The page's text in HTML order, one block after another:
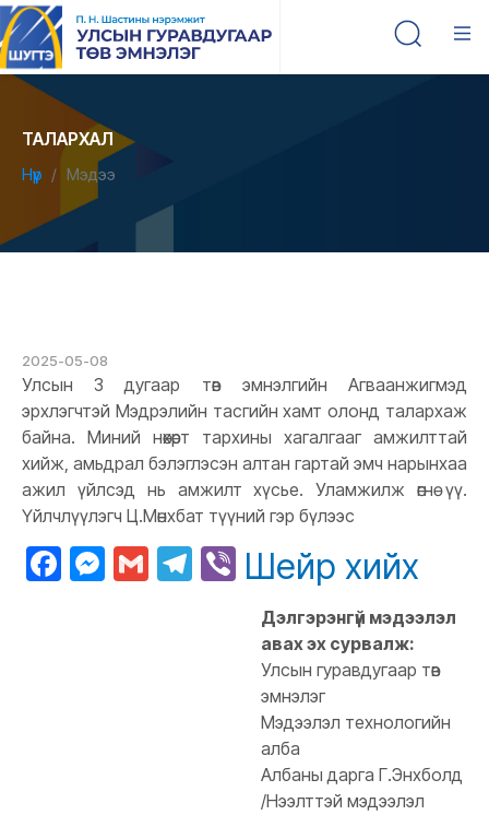
ТАЛАРХАЛ
Нүүр Мэдээ
2025-05-08
Улсын 3 дугаар төв эмнэлгийн Агваанжигмэд
эрхлэгчтэй Мэдрэлийн тасгийн хамт олонд талархаж
байна. Миний нөхөрт тархины хагалгааг амжилттай
хийж, амьдрал бэлэглэсэн алтан гартай эмч нарынхаа
ажил үйлсэд нь амжилт хүсье. Уламжилж өгнө үү.
Үйлчлүүлэгч Ц.Мөнхбат түүний гэр бүлээс
Facebook
Messenger
GmailTelegram
Viber
Шейр хийх
Дэлгэрэнгүй мэдээлэл
авах эх сурвалж:
Улсын гуравдугаар төв
эмнэлэг
Мэдээлэл технологийн
алба
Албаны дарга Г.Энхболд
/Нээлттэй мэдээлэл